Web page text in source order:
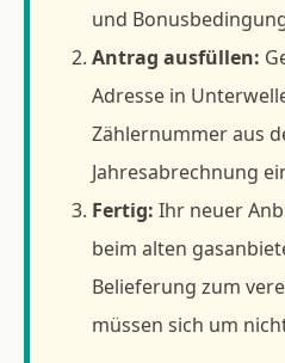
und
Antrag ausfüllen:
Adresse in
Zählernummer aus
Jahresabrechnung
Fertig: Ihr neuer
beim alten
Belieferung zum
müssen sich um